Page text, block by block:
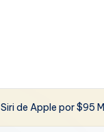
de Apple por $95